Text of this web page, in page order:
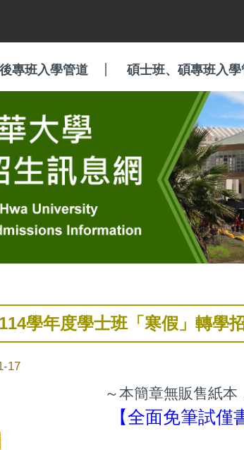
專班入學管道 碩士班、碩專班入學
學年度學士班「寒假」轉學
17
～本簡章無販售紙本
【全面免筆試